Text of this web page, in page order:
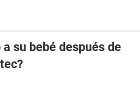
su bebé después de